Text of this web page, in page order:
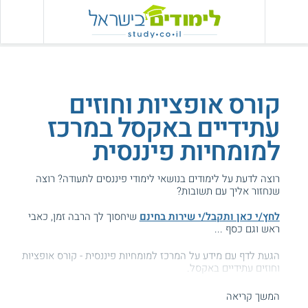
קורס אופציות וחוזים
עתידיים באקסל במרכז
למומחיות פיננסית
רוצה לדעת על לימודים בנושאי לימודי פיננסים לתעודה? רוצה
שנחזור אליך עם תשובות?
לחץ/י כאן ותקבל/י שירות בחינם שיחסוך לך הרבה זמן, כאבי
ראש וגם כסף ...
הגעת לדף עם מידע על המרכז למומחיות פיננסית - קורס אופציות
וחוזים עתידיים באקסל.
המידע באתר הועיל ל87% מהגולשים.המשך קריאה